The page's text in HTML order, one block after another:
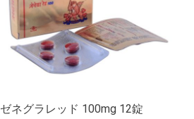
ゼネグラレッド 100mg 12錠